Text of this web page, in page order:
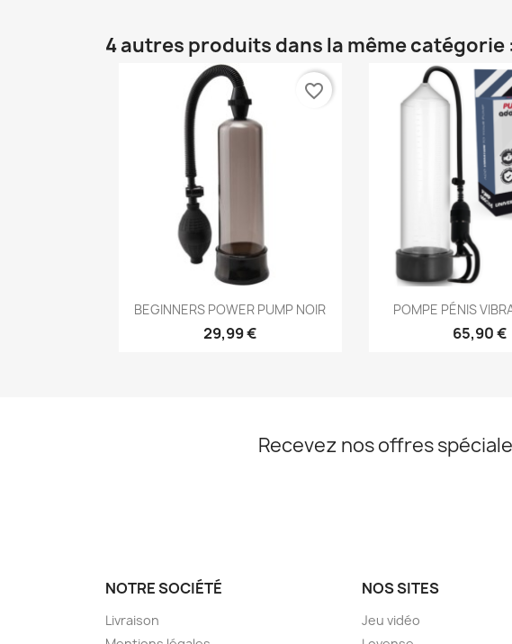
4 autres produits dans la même catégorie :
Aperçu rapide
BEGINNERS POWER PUMP NOIR
29,99 €
favorite_border
 Aperçu
POMPE PÉNIS
65,90 €
Recevez nos offres
NOTRE SOCIÉTÉ
Livraison
NOS SITES
Jeu vidéo